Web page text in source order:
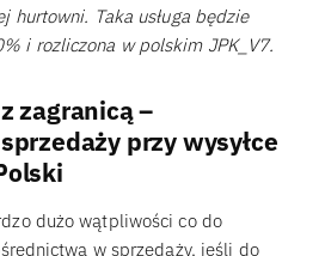
hurtowni. Taka usługa będzie
i rozliczona w polskim JPK_V7.
zagranicą –
przy wysyłce
dużo wątpliwości co do
w sprzedaży, jeśli do